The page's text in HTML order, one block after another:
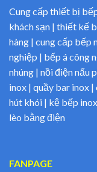
Cung cấp thiết bị
khách sạn | thiết kế
hàng | cung cấp bếp
nghiệp | bếp á công
nhúng | nồi điện nấu
inox | quầy bar inox
hút khói | kệ bếp
lèo bằng điện
FANPAGE